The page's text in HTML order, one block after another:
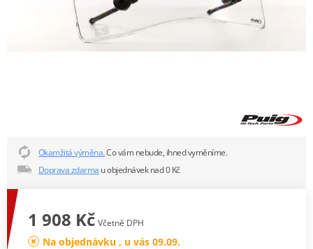
Okamžitá výměna.Co vám nebude, ihned vyměníme.
Doprava zdarma u objednávek nad 0 Kč
1 908 Kč Včetně DPH
Na objednávku , u vás 09.09.